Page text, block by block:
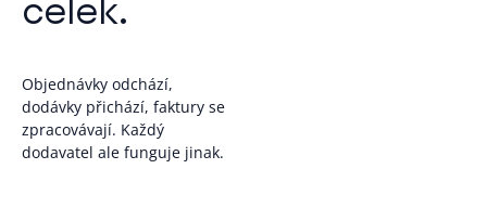
Objednávky odchází,
dodávky přichází, faktury se
zpracovávají. Každý
dodavatel ale funguje jinak.